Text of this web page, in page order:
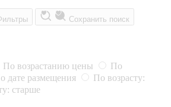
Сохранить поиск
По возрастанию цены
По
дате размещения
По возрасту:
старше